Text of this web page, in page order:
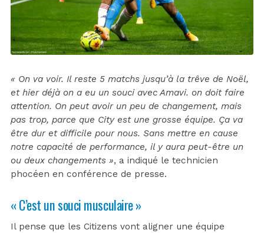
« On va voir. Il reste 5 matchs jusqu’à la trêve de Noël,
et hier déjà on a eu un souci avec Amavi. on doit faire
attention. On peut avoir un peu de changement, mais
pas trop, parce que City est une grosse équipe. Ça va
être dur et difficile pour nous. Sans mettre en cause
notre capacité de performance, il y aura peut-être un
ou deux changements », a indiqué le technicien
phocéen en conférence de presse.
« C’est un souci musculaire »
Il pense que les Citizens vont aligner une équipe